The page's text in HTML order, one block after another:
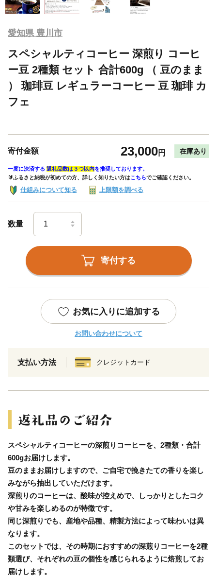
愛知県 豊川市
スペシャルティコーヒー 深煎り コーヒ
ー豆 2種類 セット 合計600g （ 豆のまま
） 珈琲豆 レギュラーコーヒー 豆 珈琲 カ
フェ
寄付金額 23,000円 在庫あり
一度に決済する 返礼品数は３つ以内を推奨しております。
🔰ふるさと納税が初めての方、詳しく知りたい方はこちらでご確認ください。
仕組みについて知る 上限額を調べる
数量
寄付する
お気に入りに追加する
お問い合わせについて
支払い方法 クレジットカード
スペシャルティコーヒーの深煎りコーヒーを、2種類・合計
600gお届けします。
豆のままお届けしますので、ご自宅で挽きたての香りを楽し
みながら抽出していただけます。
深煎りのコーヒーは、酸味が控えめで、しっかりとしたコク
や甘みを楽しめるのが特徴です。
同じ深煎りでも、産地や品種、精製方法によって味わいは異
なります。
このセットでは、その時期におすすめの深煎りコーヒーを2種
類選び、それぞれの豆の個性を感じられるように焙煎してお
届けします。